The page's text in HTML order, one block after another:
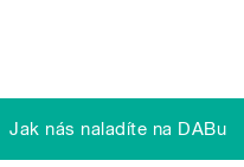
Jak nás naladíte na DABu